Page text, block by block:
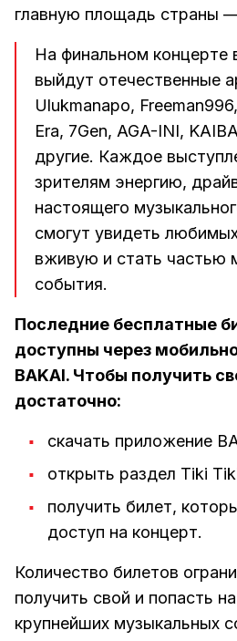
главную площадь страны
На финальном концерте
выйдут отечественные
Ulukmanapo,
Era, 7Gen, AGA-INI,
другие. Каждое
зрителям энергию,
настоящего
смогут увидеть
вживую и стать частью
события.
Последние бесплатные
доступны через
BAKAI. Чтобы получить
достаточно:
скачать приложение
открыть раздел Tiki
получить билет,
доступ на концерт.
Количество билетов
получить свой и попасть
крупнейших музыкальных